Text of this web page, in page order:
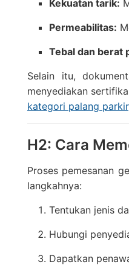
Kekuatan tarik:
Permeabilitas:
Tebal dan berat
Selain itu,
menyediakan
kategori palang parkir
H2: Cara
Proses pemesanan
langkahnya:
Tentukan jenis
Hubungi
Dapatkan